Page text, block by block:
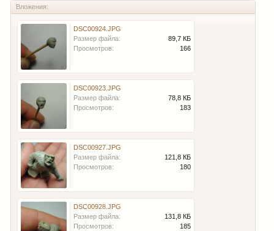
Вложения:
DSC00924.JPG
Размер файла:
89,7 КБ
Просмотров:
166
DSC00923.JPG
Размер файла:
78,8 КБ
Просмотров:
183
DSC00927.JPG
Размер файла:
121,8 КБ
Просмотров:
180
DSC00928.JPG
Размер файла:
131,8 КБ
Просмотров:
185